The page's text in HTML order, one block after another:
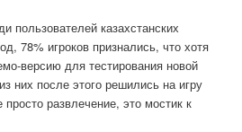
пользователей казахстанских
78% игроков признались, что хотя
версию для тестирования новой
них после этого решились на игру
развлечение, это мостик к